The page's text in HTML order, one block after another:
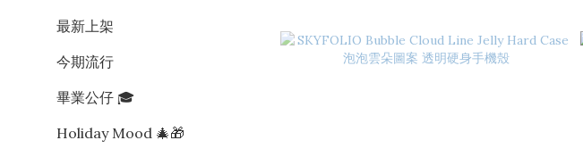
最新上架
今期流行
畢業公仔 🎓
Holiday Mood 🎄🎁